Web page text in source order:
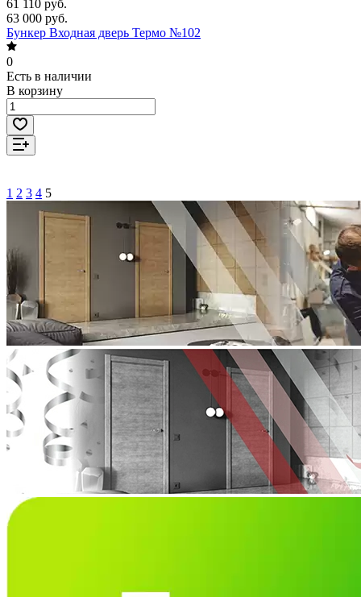
61 110 руб.
63 000 руб.
Бункер Входная дверь Термо №102
0
Есть в наличии
В корзину
1 2 3 4 5